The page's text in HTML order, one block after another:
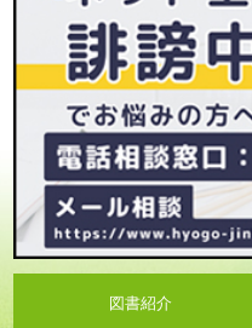
図書紹介